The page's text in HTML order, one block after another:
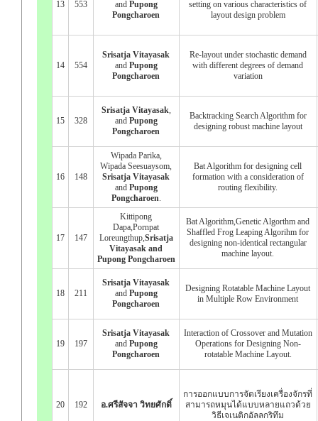
13 553
and Pupong
Pongcharoen
setting on various characteristics of
layout design problem
14 554
Srisatja Vitayasak
and Pupong
Pongcharoen
Re-layout under stochastic demand
with different degrees of demand
variation
15 328
Srisatja Vitayasak
and Pupong
Pongcharoen
Backtracking Search Algorithm for
designing robust machine layout
16 148
Wipada Parika,
Wipada Seesuaysom,
Srisatja Vitayasak
and Pupong
Pongcharoen
Bat Algorithm for designing cell
formation with a consideration of
routing flexibility.
17 147
Kittipong
Dapa,Pornpat
Loreungthup, Srisatja
Vitayasak and
Pupong Pongcharoen
Bat Algorithm,Genetic Algorthm and
Shaffled Frog Leaping Algorihm for
designing non-identical rectangular
machine layout.
18 211
Srisatja Vitayasak
and Pupong
Pongcharoen
Designing Rotatable Machine Layout
in Multiple Row Environment
19 197
Srisatja Vitayasak
and Pupong
Pongcharoen
Interaction of Crossover and Mutation
Operations for Designing Non-
rotatable Machine Layout.
20 192 อ.ศรีสัจจา วิทยศักดิ์
การออกแบบการจัดเรียงเครื่องจักรที่
สามารถหมุนได้แบบหลายแถวด้วย
วิธีเจเนติกอัลลกริทึม